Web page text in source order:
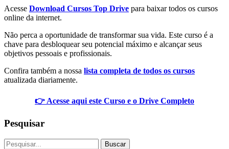
Acesse Download Cursos Top Drive para baixar todos os cursos
online da internet.
Não perca a oportunidade de transformar sua vida. Este curso é a
chave para desbloquear seu potencial máximo e alcançar seus
objetivos pessoais e profissionais.
Confira também a nossa lista completa de todos os cursos
atualizada diariamente.
👉 Acesse aqui este Curso e o Drive Completo
Pesquisar
Buscar